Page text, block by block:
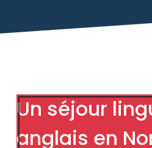
Un séjour
anglais en